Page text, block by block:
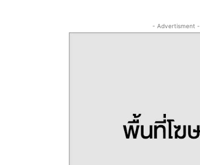
- Advertisment -